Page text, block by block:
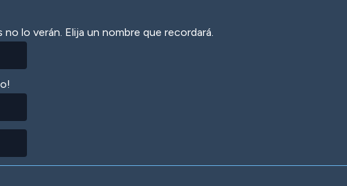
lo verán. Elija un nombre que recordará.